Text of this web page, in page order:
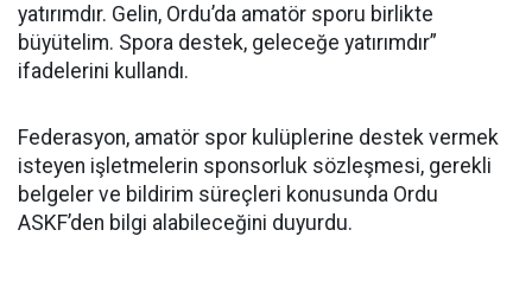
yatırımdır. Gelin, Ordu’da amatör sporu birlikte
büyütelim. Spora destek, geleceğe yatırımdır”
ifadelerini kullandı.
Federasyon, amatör spor kulüplerine destek vermek
isteyen işletmelerin sponsorluk sözleşmesi, gerekli
belgeler ve bildirim süreçleri konusunda Ordu
ASKF’den bilgi alabileceğini duyurdu.